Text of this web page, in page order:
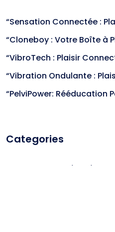
“Sensation Connectée :
“Cloneboy : Votre Boîte à
“VibroTech : Plaisir
“Vibration Ondulante :
“PelviPower: Rééducation
Categories
(1,706)